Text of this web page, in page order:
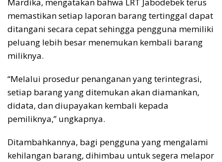
memastikan setiap laporan barang tertinggal dapat
ditangani secara cepat sehingga pengguna memiliki
peluang lebih besar menemukan kembali barang
miliknya.
“Melalui prosedur penanganan yang terintegrasi,
setiap barang yang ditemukan akan diamankan,
didata, dan diupayakan kembali kepada
pemiliknya,” ungkapnya.
Ditambahkannya, bagi pengguna yang mengalami
kehilangan barang, dihimbau untuk segera melapor